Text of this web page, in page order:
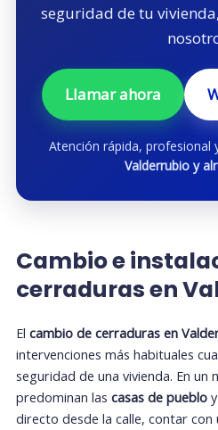
seguridad de tu
Llamar ahora
Atención rápida, profesional
Valderrubio y
Cambio e
cerraduras en
El cambio de cerraduras en
intervenciones más habituales
seguridad de una vivienda. En un
predominan las casas de puebloy
directo desde la calle, contar con